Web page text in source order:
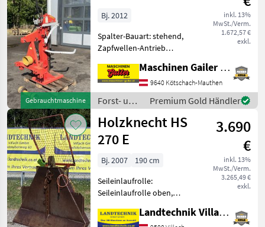
Gebrauchtmaschine
Zapfwellenantrieb
inkl. 13%
MwSt./Verm.
1.672,57 €
exkl.
Bj. 2012
Spalter-Bauart: stehend,
Zapfwellen-Antrieb
Spaltkraft 13 to - Spaltlänge
bis zu 110 cm -
Zapfwellenantrieb -
Gelenkwelle - mechanisch
Maschinen Gailer GmbH
9640 Kötschach-Mauthen
Forst- und
Holztechnik
/ Krpan
Premium Gold Händler
Holzknecht HS
270 E
3.690
€
inkl. 13%
MwSt./Verm.
3.265,49 €
exkl.
Bj. 2007
190 cm
Seileinlaufrolle:
Seileinlaufrolle oben,
elektrohydr. Bedienung,
Landtechnik Villach GmbH